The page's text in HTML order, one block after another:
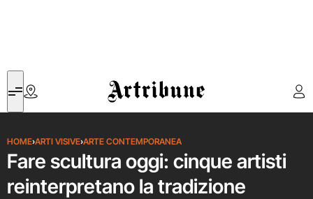
Artribune
HOME›ARTI VISIVE›ARTE CONTEMPORANEA
Fare scultura oggi: cinque artisti
reinterpretano la tradizione